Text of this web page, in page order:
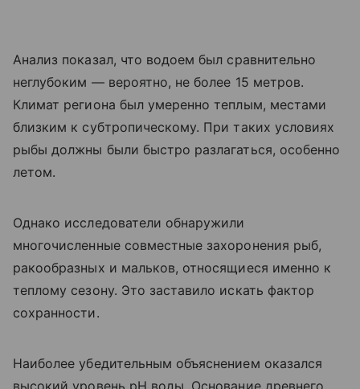
Анализ показал, что водоем был сравнительно
неглубоким — вероятно, не более 15 метров.
Климат региона был умеренно теплым, местами
близким к субтропическому. При таких условиях
рыбы должны были быстро разлагаться, особенно
летом.
Однако исследователи обнаружили
многочисленные совместные захоронения рыб,
ракообразных и мальков, относящиеся именно к
теплому сезону. Это заставило искать фактор
сохранности.
Наиболее убедительным объяснением оказался
высокий уровень pH воды. Основание древнего